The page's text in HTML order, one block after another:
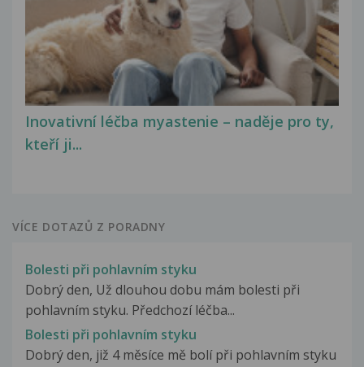
Inovativní léčba myastenie – naděje pro ty,
kteří ji...
VÍCE DOTAZŮ Z PORADNY
Bolesti při pohlavním styku
Dobrý den, Už dlouhou dobu mám bolesti při
pohlavním styku. Předchozí léčba...
Bolesti při pohlavním styku
Dobrý den, již 4 měsíce mě bolí při pohlavním styku